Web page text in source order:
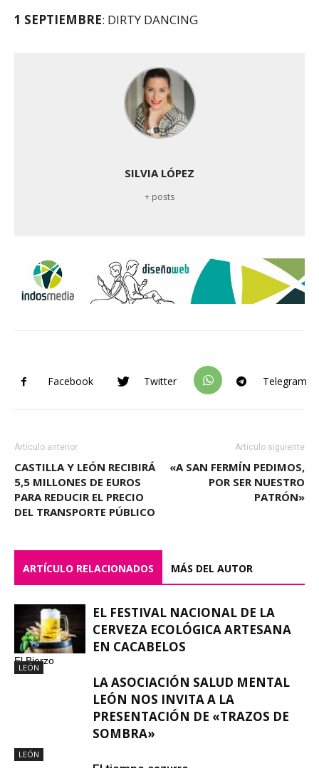
1 SEPTIEMBRE: DIRTY DANCING
SILVIA LÓPEZ
+ posts
Facebook Twitter Telegram
Artículo anterior
CASTILLA Y LEÓN RECIBIRÁ
5,5 MILLONES DE EUROS
PARA REDUCIR EL PRECIO
DEL TRANSPORTE PÚBLICO
Artículo siguiente
«A SAN FERMÍN PEDIMOS,
POR SER NUESTRO
PATRÓN»
ARTÍCULO RELACIONADOS MÁS DEL AUTOR
El Bierzo
EL FESTIVAL NACIONAL DE LA
CERVEZA ECOLÓGICA ARTESANA
EN CACABELOS
LEÓN
LA ASOCIACIÓN SALUD MENTAL
LEÓN NOS INVITA A LA
PRESENTACIÓN DE «TRAZOS DE
SOMBRA»
LEÓN